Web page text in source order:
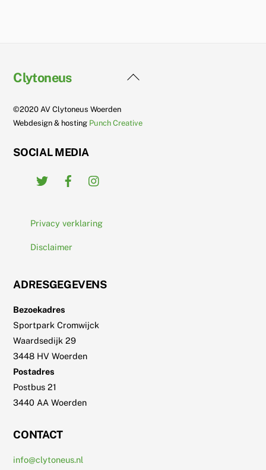
Back
Clytoneus
©2020 AV Clytoneus Woerden
Webdesign & hosting Punch Creative
SOCIAL MEDIA
Twitter
Privacy verklaring
Disclaimer
ADRESGEGEVENS
Bezoekadres
Sportpark Cromwijck
Waardsedijk 29
3448 HV Woerden
Postadres
Postbus 21
3440 AA Woerden
CONTACT
info@clytoneus.nl